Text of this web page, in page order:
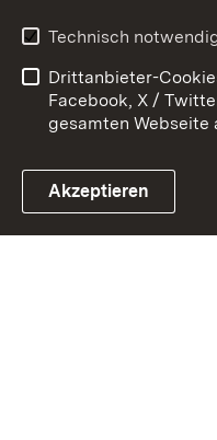
Link zum Landesportal
Barrierefreiheit
Impressum
Technisch
Drittanbieter-
Facebook, X /
gesamten Webseite
Akzeptieren